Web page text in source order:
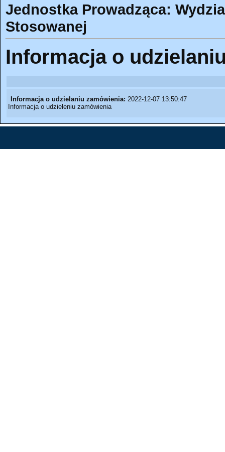
Jednostka Prowadząca:
Stosowanej
Informacja o
Informacja o udzielaniu zamówienia: 2022-12-07 13:50:47
Informacja o udzieleniu zamówienia